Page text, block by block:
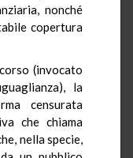
nonché
copertura
(invocato
la
censurata
che chiama
nella specie,